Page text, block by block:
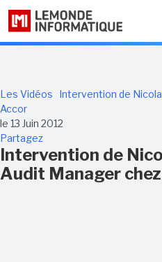
Les Vidéos
Intervention de
Accor
le 13 Juin 2012
Partagez
Intervention de
Audit Manager